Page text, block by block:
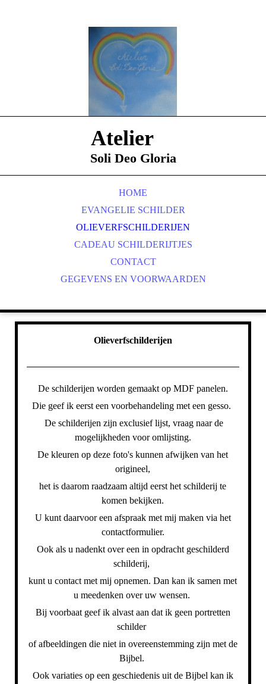
Atelier
Soli Deo Gloria
HOME
EVANGELIE SCHILDER
OLIEVERFSCHILDERIJEN
CADEAU SCHILDERIJTJES
CONTACT
GEGEVENS EN VOORWAARDEN
Olieverfschilderijen
De schilderijen worden gemaakt op MDF panelen.
Die geef ik eerst een voorbehandeling met een gesso.
De schilderijen zijn exclusief lijst, vraag naar de
mogelijkheden voor omlijsting.
De kleuren op deze foto's kunnen afwijken van het
origineel,
het is daarom raadzaam altijd eerst het schilderij te
komen bekijken.
U kunt daarvoor een afspraak met mij maken via het
contactformulier.
Ook als u nadenkt over een in opdracht geschilderd
schilderij,
kunt u contact met mij opnemen. Dan kan ik samen met
u meedenken over uw wensen.
Bij voorbaat geef ik alvast aan dat ik geen portretten
schilder
of afbeeldingen die niet in overeenstemming zijn met de
Bijbel.
Ook variaties op een geschiedenis uit de Bijbel kan ik